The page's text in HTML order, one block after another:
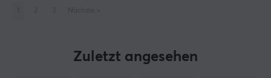
Zuletzt angesehen